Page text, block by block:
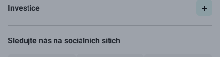
Pojištění
Investice
Jak to funguje
Sledujte nás na sociálních sítích